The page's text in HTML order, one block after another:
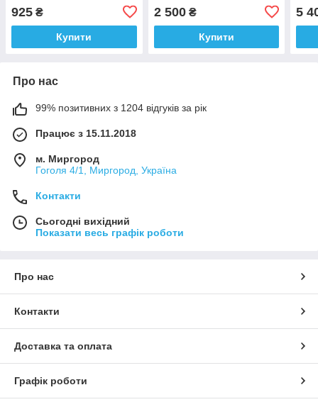
925 ₴
Купити
колір - білий/ПП
"Світлана-К"
2 500₴
Купити
5
Про нас
99% позитивних з 1204 відгуків за рік
Працює з 15.11.2018
м. Миргород
Гоголя 4/1, Миргород, Україна
Контакти
Сьогодні вихідний
Показати весь графік роботи
Про нас
Контакти
Доставка та оплата
Графік роботи